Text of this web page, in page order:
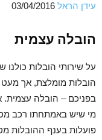
עידן הראל
הובלה עצמית
על שירותי הובלות
הובלות מומלצת, אך
בפניכם – הובלה
מי שיש באמתחתו רכב
פועלות בענף ההובלות